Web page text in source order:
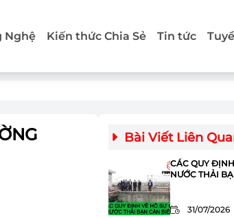
Nghệ Kiến thức Chia Sẻ Tin tức
Bài Viết Liên
CÁC QUY
NƯỚC THẢI
31/07/2026